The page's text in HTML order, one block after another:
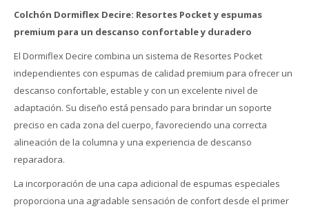
Colchón Dormiflex Decire: Resortes Pocket y espumas
premium para un descanso confortable y duradero
El Dormiflex Decire combina un sistema de Resortes Pocket
independientes con espumas de calidad premium para ofrecer un
descanso confortable, estable y con un excelente nivel de
adaptación. Su diseño está pensado para brindar un soporte
preciso en cada zona del cuerpo, favoreciendo una correcta
alineación de la columna y una experiencia de descanso
reparadora.
La incorporación de una capa adicional de espumas especiales
proporciona una agradable sensación de confort desde el primer